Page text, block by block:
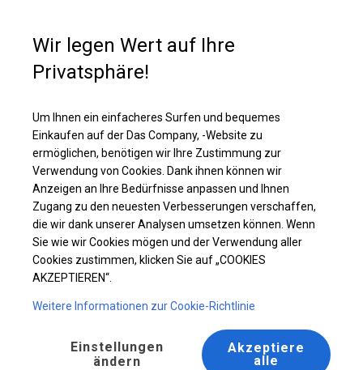
Ganzjährig geöffnete Zelthalle | 4x10 m
Wir legen Wert auf Ihre
Privatsphäre!
Um Ihnen ein einfacheres Surfen und bequemes
Einkaufen auf der Das Company, -Website zu
ermöglichen, benötigen wir Ihre Zustimmung zur
Verwendung von Cookies. Dank ihnen können wir
Anzeigen an Ihre Bedürfnisse anpassen und Ihnen
Zugang zu den neuesten Verbesserungen verschaffen,
die wir dank unserer Analysen umsetzen können. Wenn
Sie wie wir Cookies mögen und der Verwendung aller
Cookies zustimmen, klicken Sie auf „COOKIES
AKZEPTIEREN“.
Weitere Informationen zur Cookie-Richtlinie
Einstellungen
ändern
Akzeptiere
alle